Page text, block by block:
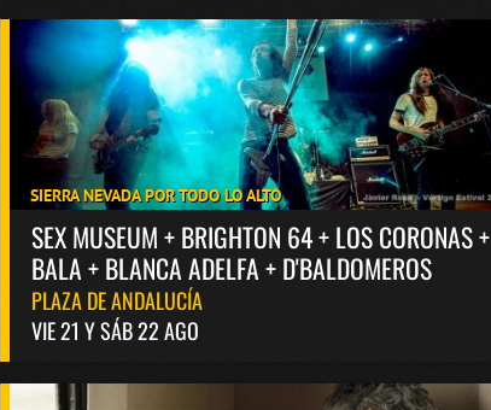
SIERRA NEVADA POR TODO LO ALTO
SEX MUSEUM + BRIGHTON 64 + LOS CORONAS +
BALA + BLANCA ADELFA + D'BALDOMEROS
PLAZA DE ANDALUCÍA
VIE 21 Y SÁB 22 AGO